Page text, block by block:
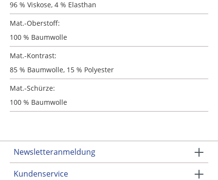
96 % Viskose, 4 % Elasthan
Mat.-Oberstoff:
100 % Baumwolle
Mat.-Kontrast:
85 % Baumwolle, 15 % Polyester
Mat.-Schürze:
100 % Baumwolle
Newsletteranmeldung
Kundenservice